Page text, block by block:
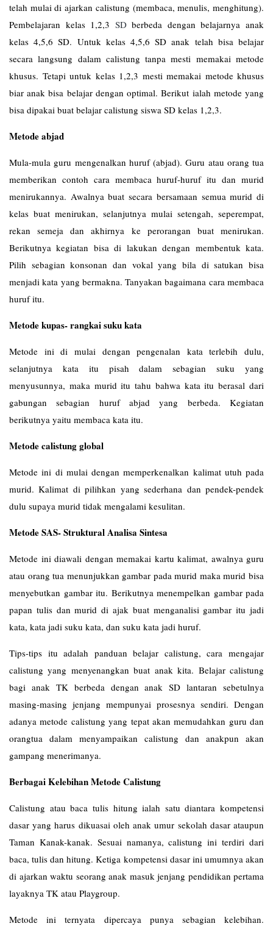
telah mulai di ajarkan calistung (membaca, menulis, menghitung).
Pembelajaran kelas 1,2,3 SDberbeda dengan belajarnya anak
kelas 4,5,6 SD. Untuk kelas 4,5,6 SD anak telah bisa belajar
secara langsung dalam calistung tanpa mesti memakai metode
khusus. Tetapi untuk kelas 1,2,3 mesti memakai metode khusus
biar anak bisa belajar dengan optimal. Berikut ialah metode yang
bisa dipakai buat belajar calistung siswa SD kelas 1,2,3.
Metode abjad
Mula-mula guru mengenalkan huruf (abjad). Guru atau orang tua
memberikan contoh cara membaca huruf-huruf itu dan murid
menirukannya. Awalnya buat secara bersamaan semua murid di
kelas buat menirukan, selanjutnya mulai setengah, seperempat,
rekan semeja dan akhirnya ke perorangan buat menirukan.
Berikutnya kegiatan bisa di lakukan dengan membentuk kata.
Pilih sebagian konsonan dan vokal yang bila di satukan bisa
menjadi kata yang bermakna. Tanyakan bagaimana cara membaca
huruf itu.
Metode kupas- rangkai suku kata
Metode ini di mulai dengan pengenalan kata terlebih dulu,
selanjutnya kata itu pisah dalam sebagian suku yang
menyusunnya, maka murid itu tahu bahwa kata itu berasal dari
gabungan sebagian huruf abjad yang berbeda. Kegiatan
berikutnya yaitu membaca kata itu.
Metode calistung global
Metode ini di mulai dengan memperkenalkan kalimat utuh pada
murid. Kalimat di pilihkan yang sederhana dan pendek-pendek
dulu supaya murid tidak mengalami kesulitan.
Metode SAS- Struktural Analisa Sintesa
Metode ini diawali dengan memakai kartu kalimat, awalnya guru
atau orang tua menunjukkan gambar pada murid maka murid bisa
menyebutkan gambar itu. Berikutnya menempelkan gambar pada
papan tulis dan murid di ajak buat menganalisi gambar itu jadi
kata, kata jadi suku kata, dan suku kata jadi huruf.
Tips-tips itu adalah panduan belajar calistung, cara mengajar
calistung yang menyenangkan buat anak kita. Belajar calistung
bagi anak TK berbeda dengan anak SD lantaran sebetulnya
masing-masing jenjang mempunyai prosesnya sendiri. Dengan
adanya metode calistung yang tepat akan memudahkan guru dan
orangtua dalam menyampaikan calistung dan anakpun akan
gampang menerimanya.
Berbagai Kelebihan Metode Calistung
Calistung atau baca tulis hitung ialah satu diantara kompetensi
dasar yang harus dikuasai oleh anak umur sekolah dasar ataupun
Taman Kanak-kanak. Sesuai namanya, calistung ini terdiri dari
baca, tulis dan hitung. Ketiga kompetensi dasar ini umumnya akan
di ajarkan waktu seorang anak masuk jenjang pendidikan pertama
layaknya TK atau Playgroup.
Metode ini ternyata dipercaya punya sebagian kelebihan.